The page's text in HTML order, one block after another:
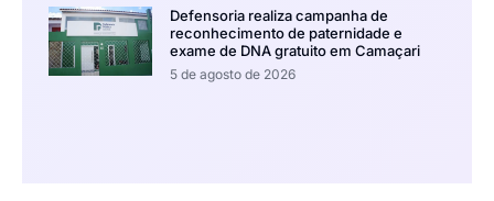
Defensoria realiza campanha de
reconhecimento de paternidade e
exame de DNA gratuito em Camaçari
5 de agosto de 2026